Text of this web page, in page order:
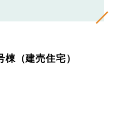
（建売住宅）